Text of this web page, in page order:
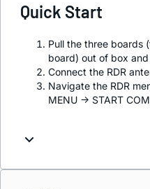
Quick Start
Pull the three boards
board) out of box
Connect the RDR
Navigate the RDR
MENU -> START